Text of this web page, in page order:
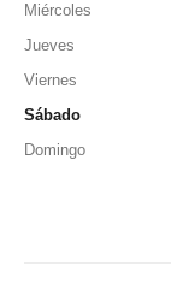
Miércoles
Jueves
Viernes
Sábado
Domingo